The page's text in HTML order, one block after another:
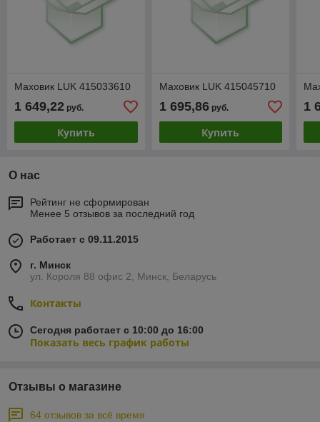
Маховик LUK 415033610
1 649,22 руб.
Купить
Маховик LUK 415045710
1 695,86руб.
Купить
1
О нас
Рейтинг не сформирован
Менее 5 отзывов за последний год
Работает с 09.11.2015
г. Минск
ул. Короля 88 офис 2, Минск, Беларусь
Контакты
Сегодня работает с 10:00 до 16:00
Показать весь график работы
Отзывы о магазине
64 отзывов за всё время